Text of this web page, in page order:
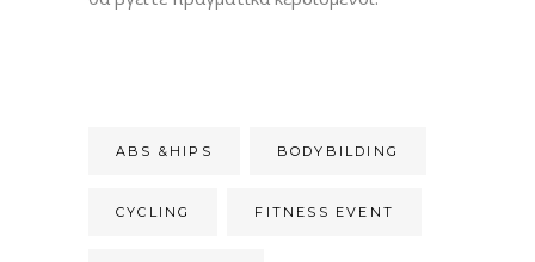
ABS &HIPS BODYBILDING
CYCLING FITNESS EVENT